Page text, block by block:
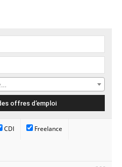
CDI Freelance